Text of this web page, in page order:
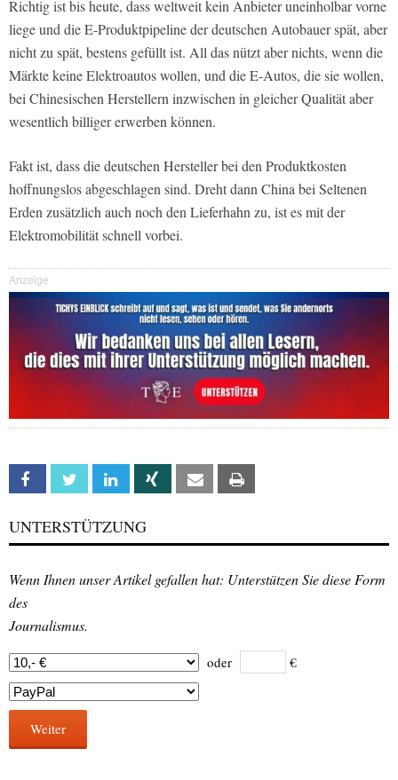
Richtig ist bis heute, dass weltweit kein Anbieter uneinholbar vorne
liege und die E-Produktpipeline der deutschen Autobauer spät, aber
nicht zu spät, bestens gefüllt ist. All das nützt aber nichts, wenn die
Märkte keine Elektroautos wollen, und die E-Autos, die sie wollen,
bei Chinesischen Herstellern inzwischen in gleicher Qualität aber
wesentlich billiger erwerben können.
Fakt ist, dass die deutschen Hersteller bei den Produktkosten
hoffnungslos abgeschlagen sind. Dreht dann China bei Seltenen
Erden zusätzlich auch noch den Lieferhahn zu, ist es mit der
Elektromobilität schnell vorbei.
Anzeige
Facebook Twitter Linkedin Xing Email
UNTERSTÜTZUNG
Wenn Ihnen unser Artikel gefallen hat: Unterstützen Sie diese Form
des
Journalismus.
oder €
Weiter